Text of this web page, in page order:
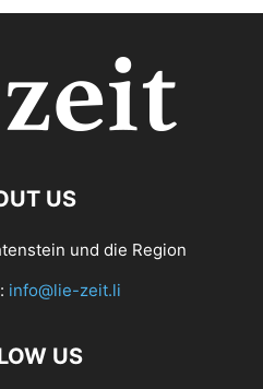
US
und die Region
info@lie-zeit.li
US